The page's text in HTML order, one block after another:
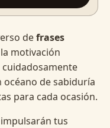
defrases
motivación
cuidadosamente
océano de sabiduría
para cada ocasión.
tus